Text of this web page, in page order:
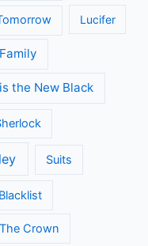
Fargo
Rotterdam
Cards